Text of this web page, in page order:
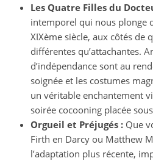
Les Quatre Filles du
intemporel qui nous plonge
XIXème siècle, aux côtés de
différentes qu’attachantes.
d’indépendance sont au
soignée et les costumes
un véritable enchantement
soirée cocooning placée
Orgueil et Préjugés : Que
Firth en Darcy ou Matthew
l’adaptation plus récente,